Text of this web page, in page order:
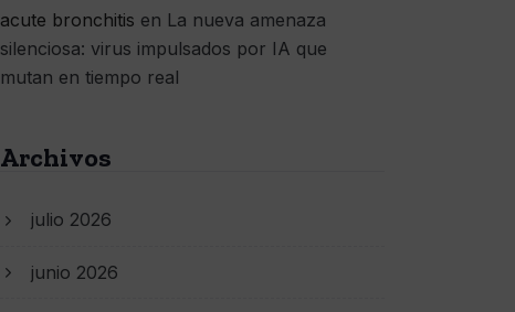
acute bronchitis en La nueva amenaza
silenciosa: virus impulsados por IA que
mutan en tiempo real
Archivos
julio 2026
junio 2026